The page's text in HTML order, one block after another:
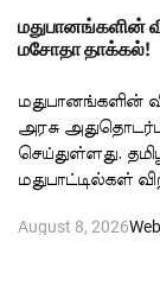
மதுபானங்களின்
மசோதா தாக்கல்!
மதுபானங்களின்
அரசு
செய்துள்ளது.
மதுபாட்டில்கள்
August 8, 2026